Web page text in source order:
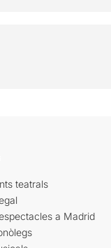
teatrals
a Madrid